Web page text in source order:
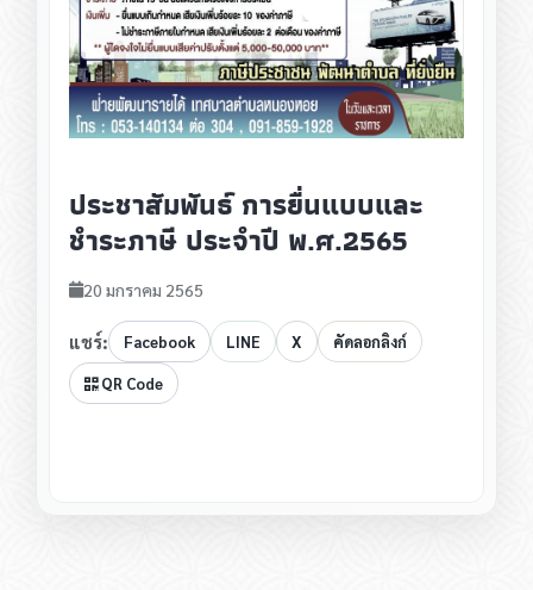
ประชาสัมพันธ์ การยื่นแบบและ
ชำระภาษี ประจำปี พ.ศ.2565
20 มกราคม 2565
แชร์: Facebook LINE X คัดลอกลิงก์
QR Code